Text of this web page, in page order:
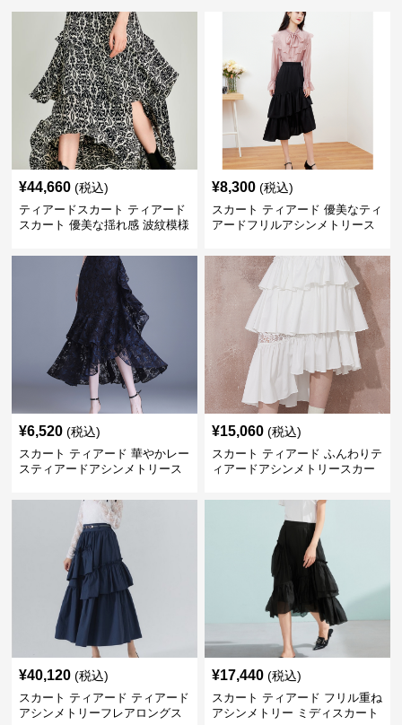
¥44,660 (税込)
ティアードスカート ティアード
スカート 優美な揺れ感 波紋模様
¥8,300 (税込)
スカート ティアード 優美なティ
アードフリルアシンメトリース
¥6,520 (税込)
スカート ティアード 華やかレー
スティアードアシンメトリース
¥15,060 (税込)
スカート ティアード ふんわりテ
ィアードアシンメトリースカー
¥40,120 (税込)
スカート ティアード ティアード
アシンメトリーフレアロングス
¥17,440 (税込)
スカート ティアード フリル重ね
アシンメトリー ミディスカート